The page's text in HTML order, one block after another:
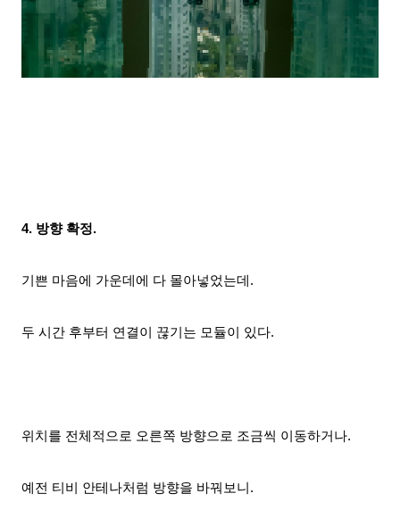
4. 방향 확정.
기쁜 마음에 가운데에 다 몰아넣었는데.
두 시간 후부터 연결이 끊기는 모듈이 있다.
위치를 전체적으로 오른쪽 방향으로 조금씩 이동하거나.
예전 티비 안테나처럼 방향을 바꿔보니.